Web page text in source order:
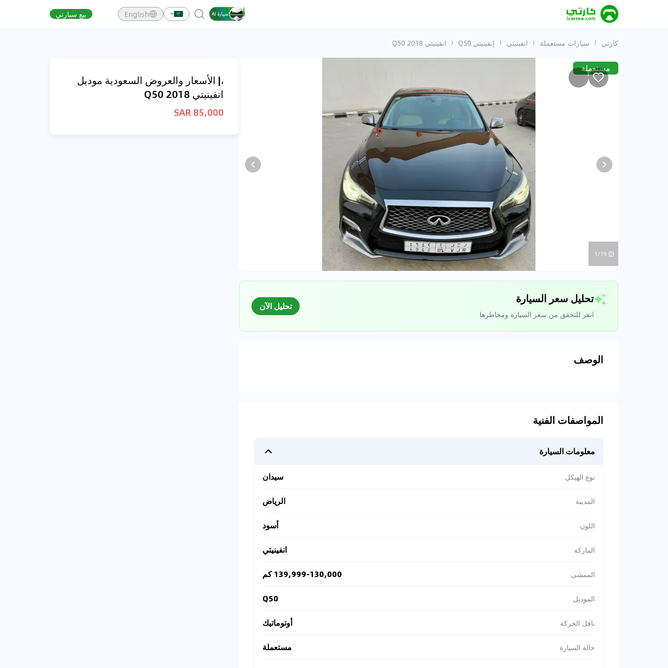
English بيع سيارتي
كارتي سيارات مستعملة انفينيتي إنفينيتي Q50 انفينيتي Q50 2018
مستعملة
1/19
تحليل سعر السيارة
انقر للتحقق من سعر السيارة ومخاطرها
تحليل الآن
الوصف
المواصفات الفنية
معلومات السيارة
نوع الهيكل سيدان
المدينة الرياض
اللون أسود
الماركة انفينيتي
الممشى 139,999-130,000 كم
الموديل Q50
ناقل الحركة أوتوماتيك
حالة السيارة مستعملة
،| الأسعار والعروض السعودية موديل
انفينيتي Q50 2018
85,000 SAR